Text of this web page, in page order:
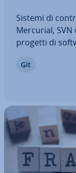
Sistemi di
Mercurial,
progetti di
utenti e
Git